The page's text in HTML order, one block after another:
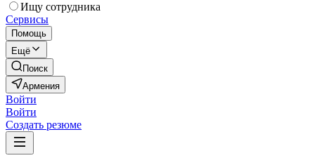
Ищу сотрудника
Сервисы
Помощь
Ещё
Поиск
Армения
Войти
Войти
Создать резюме